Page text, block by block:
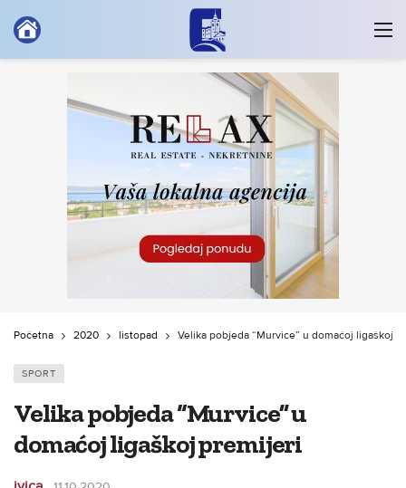
Početna 2020 listopad Velika pobjeda “Murvice” u domaćoj ligaškoj
SPORT
Velika pobjeda “Murvice” u
domaćoj ligaškoj premijeri